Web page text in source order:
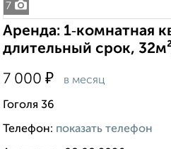
7
Аренда: 1‑комнатная
длительный срок,
7 000 ₽ в месяц
Гоголя 36
Телефон: показать телефон